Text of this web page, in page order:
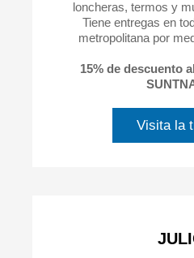
loncheras, termos y
Tiene entregas en
metropolitana por
15% de descuento
Visita la